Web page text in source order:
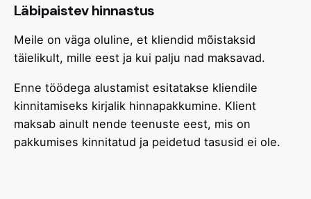
Läbipaistev hinnastus
Meile on väga oluline, et kliendid mõistaksid
täielikult, mille eest ja kui palju nad maksavad.
Enne töödega alustamist esitatakse kliendile
kinnitamiseks kirjalik hinnapakkumine. Klient
maksab ainult nende teenuste eest, mis on
pakkumises kinnitatud ja peidetud tasusid ei ole.